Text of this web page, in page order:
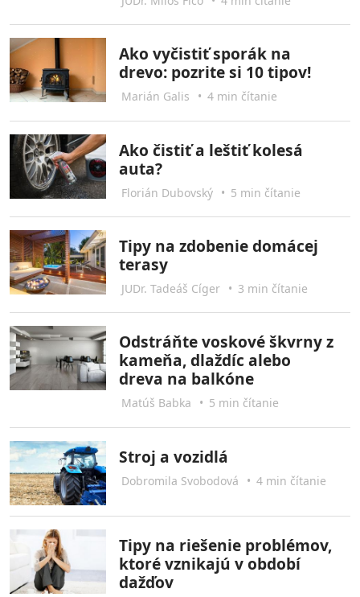
Ako vyčistiť sporák na
drevo: pozrite si 10 tipov!
Marián Galis • 4 min čítanie
Ako čistiť a leštiť kolesá
auta?
Florián Dubovský • 5 min čítanie
Tipy na zdobenie domácej
terasy
JUDr. Tadeáš Cíger • 3 min čítanie
Odstráňte voskové škvrny z
kameňa, dlaždíc alebo
dreva na balkóne
Matúš Babka • 5 min čítanie
Stroj a vozidlá
Dobromila Svobodová • 4 min čítanie
Tipy na riešenie problémov,
ktoré vznikajú v období
dažďov